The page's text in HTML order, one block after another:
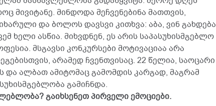
მივიტანე. მინდოდა მეჩვენებინა მათთვის,
და ბოლოს დავსვი კითხვა: აბა, ვინ გახდება
ხელი ასწია. მიხვდნენ, ეს არის საპასუხისმგებლო
მსგავსი კონკურსები მოტივაციაა არა
არამედ ჩვენთვისაც. 22 წელია, საოცარი
და ალბათ ამიტომაც გამომდის კარგად, მაგრამ
გამიჩნდა.
გაიხსენეთ პირველი ემოციები.